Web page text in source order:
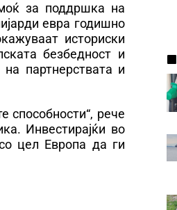
моќ за поддршка на
евра годишно
историски
безбедност и
партнерствата и
способности“, рече
Инвестирајќи во
цел Европа да ги